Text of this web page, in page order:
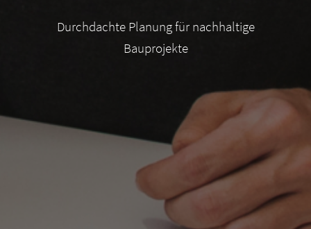
Durchdachte Planung für nachhaltige
Bauprojekte